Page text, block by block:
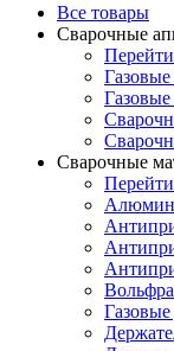
Все товары
Сварочные
Сварочные